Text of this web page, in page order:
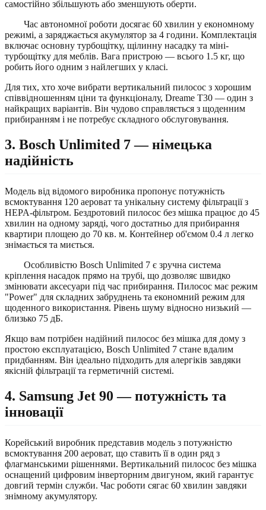
самостійно збільшують або зменшують оберти.
Час автономної роботи досягає 60 хвилин у економному
режимі, а заряджається акумулятор за 4 години. Комплектація
включає основну турбощітку, щілинну насадку та міні-
турбощітку для меблів. Вага пристрою — всього 1.5 кг, що
робить його одним з найлегших у класі.
Для тих, хто хоче вибрати вертикальний пилосос з хорошим
співвідношенням ціни та функціоналу, Dreame T30 — один з
найкращих варіантів. Він чудово справляється з щоденним
прибиранням і не потребує складного обслуговування.
3. Bosch Unlimited 7 — німецька
надійність
Модель від відомого виробника пропонує потужність
всмоктування 120 аероват та унікальну систему фільтрації з
HEPA-фільтром. Бездротовий пилосос без мішка працює до 45
хвилин на одному заряді, чого достатньо для прибирання
квартири площею до 70 кв. м. Контейнер об'ємом 0.4 л легко
знімається та миється.
Особливістю Bosch Unlimited 7 є зручна система
кріплення насадок прямо на трубі, що дозволяє швидко
змінювати аксесуари під час прибирання. Пилосос має режим
"Power" для складних забруднень та економний режим для
щоденного використання. Рівень шуму відносно низький —
близько 75 дБ.
Якщо вам потрібен надійний пилосос без мішка для дому з
простою експлуатацією, Bosch Unlimited 7 стане вдалим
придбанням. Він ідеально підходить для алергіків завдяки
якісній фільтрації та герметичній системі.
4. Samsung Jet 90 — потужність та
інновації
Корейський виробник представив модель з потужністю
всмоктування 200 аероват, що ставить її в один ряд з
флагманськими рішеннями. Вертикальний пилосос без мішка
оснащений цифровим інверторним двигуном, який гарантує
довгий термін служби. Час роботи сягає 60 хвилин завдяки
знімному акумулятору.